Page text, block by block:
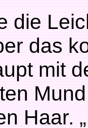
die
das
mit
Haar.